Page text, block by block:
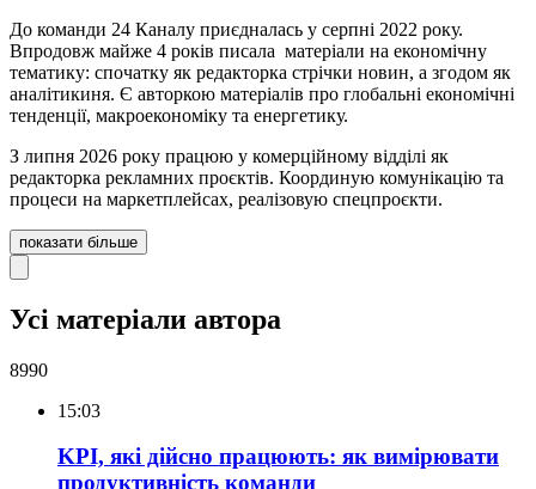
До команди 24 Каналу приєдналась у серпні 2022 року.
Впродовж майже 4 років писала матеріали на економічну
тематику: спочатку як редакторка стрічки новин, а згодом як
аналітикиня. Є авторкою матеріалів про глобальні економічні
тенденції, макроекономіку та енергетику.
З липня 2026 року працюю у комерційному відділі як
редакторка рекламних проєктів. Координую комунікацію та
процеси на маркетплейсах, реалізовую спецпроєкти.
показати більше
Усі матеріали автора
8990
15:03
KPI, які дійсно працюють: як вимірювати
продуктивність команди